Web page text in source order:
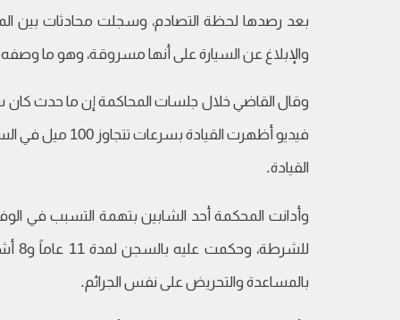
بعد رصدها لحظة التصادم، وسجلت محادثات بين
والإبلاغ عن السيارة على أنها مسروقة، وهو ما
وقال القاضي خلال جلسات المحاكمة إن ما حدث كان
فيديو أظهرت
القيادة.
وأدانت المحكمة أحد الشابين بتهمة التسبب في
بالمساعدة والتحريض على نفس الجرائم.